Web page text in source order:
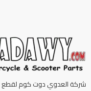
شركة العدوي دوت كوم لقطع